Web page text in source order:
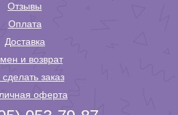
Отзывы
Оплата
Доставка
и возврат
сделать заказ
оферта